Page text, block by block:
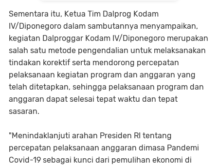
Sementara itu, Ketua Tim Dalprog Kodam
IV/Diponegoro dalam sambutannya menyampaikan,
kegiatan Dalproggar Kodam IV/Diponegoro merupakan
salah satu metode pengendalian untuk melaksanakan
tindakan korektif serta mendorong percepatan
pelaksanaan kegiatan program dan anggaran yang
telah ditetapkan, sehingga pelaksanaan program dan
anggaran dapat selesai tepat waktu dan tepat
sasaran.
"Menindaklanjuti arahan Presiden RI tentang
percepatan pelaksanaan anggaran dimasa Pandemi
Covid-19 sebagai kunci dari pemulihan ekonomi di